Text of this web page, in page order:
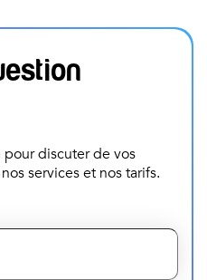
pour discuter de vos
services et nos tarifs.